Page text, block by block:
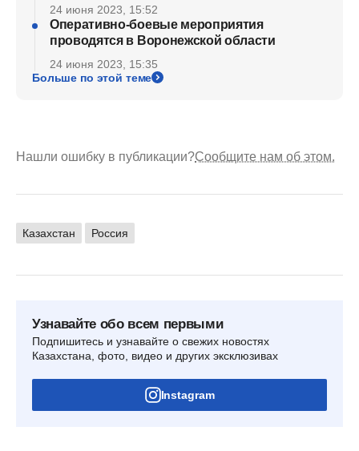
24 июня 2023, 15:52
Оперативно-боевые мероприятия
проводятся в Воронежской области
24 июня 2023, 15:35
Больше по этой теме
Нашли ошибку в публикации?Сообщите нам об этом.
Казахстан Россия
Узнавайте обо всем первыми
Подпишитесь и узнавайте о свежих новостях
Казахстана, фото, видео и других эксклюзивах
Instagram